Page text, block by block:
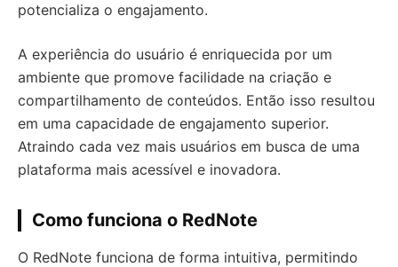
potencializa o engajamento.
A experiência do usuário é enriquecida por um
ambiente que promove facilidade na criação e
compartilhamento de conteúdos. Então isso resultou
em uma capacidade de engajamento superior.
Atraindo cada vez mais usuários em busca de uma
plataforma mais acessível e inovadora.
Como funciona o RedNote
O RedNote funciona de forma intuitiva, permitindo